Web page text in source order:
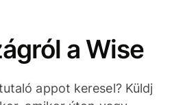
a Wise
appot keresel? Küldj